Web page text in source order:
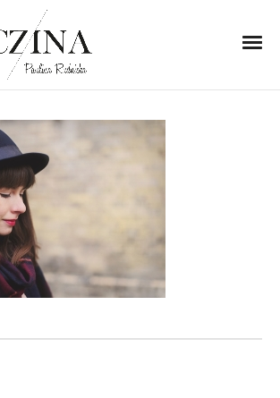
29 listopada 2014
IMG_5305
Written by